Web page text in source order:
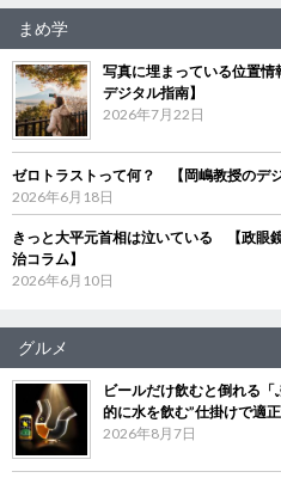
まめ学
写真に埋まっている位置
デジタル指南】
2026年7月22日
ゼロトラストって何？ 【岡嶋教授のデジ
2026年6月18日
きっと大平元首相は泣いている 【政眼
治コラム】
2026年6月10日
グルメ
ビールだけ飲むと倒れる
的に水を飲む”仕掛けで適
2026年8月7日